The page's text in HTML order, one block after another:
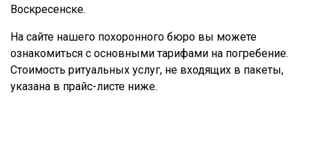
Воскресенске.
На сайте нашего похоронного бюро вы можете
ознакомиться с основными тарифами на погребение.
Стоимость ритуальных услуг, не входящих в пакеты,
указана в прайс-листе ниже.